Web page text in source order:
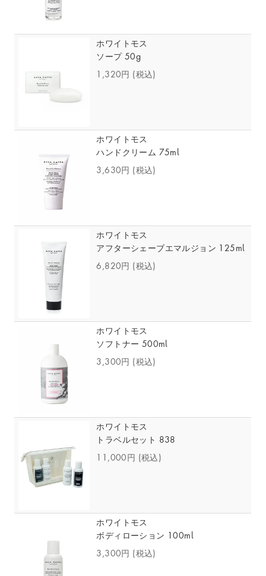
ホワイトモス
ソープ 50g
1,320円 (税込)
ホワイトモス
ハンドクリーム 75ml
3,630円 (税込)
ホワイトモス
アフターシェーブエマルジョン 125ml
6,820円 (税込)
ホワイトモス
ソフトナー 500ml
3,300円 (税込)
ホワイトモス
トラベルセット 838
11,000円 (税込)
ホワイトモス
ボディローション 100ml
3,300円 (税込)